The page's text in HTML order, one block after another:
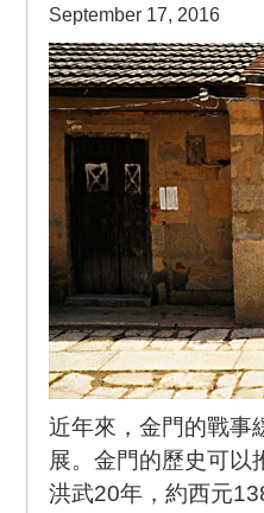
September 17, 2016
近年來，金門的戰事
展。金門的歷史可以
洪武20年，約西元